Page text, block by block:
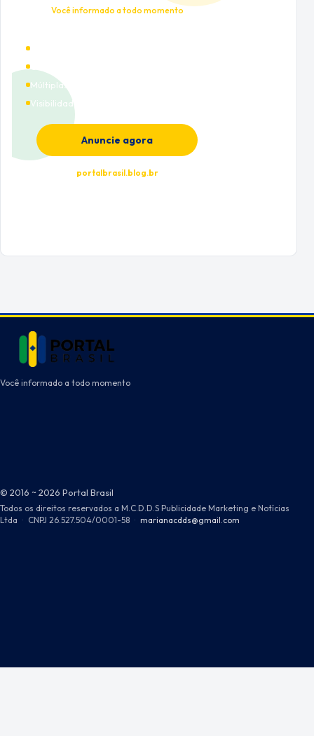
Você informado a todo momento
Múltiplas categorias
Visibilidade premium
Anuncie agora
portalbrasil.blog.br
Você informado a todo momento
© 2016 ~ 2026 Portal Brasil
Todos os direitos reservados a M.C.D.D.S Publicidade Marketing e Notícias
Ltda · CNPJ 26.527.504/0001-58 · marianacdds@gmail.com